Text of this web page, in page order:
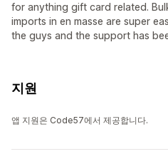
for anything gift card related.
imports in en masse are super
the guys and the support has
지원
앱 지원은 Code57에서 제공합니다.